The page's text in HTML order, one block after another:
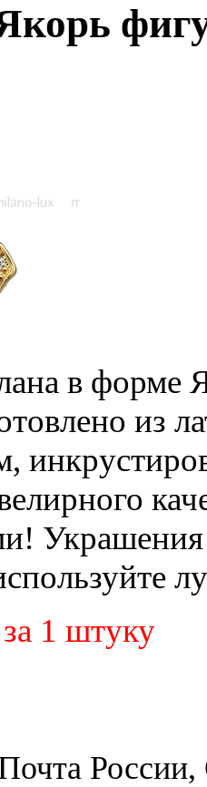
в форме
из
Украшения
1 штуку